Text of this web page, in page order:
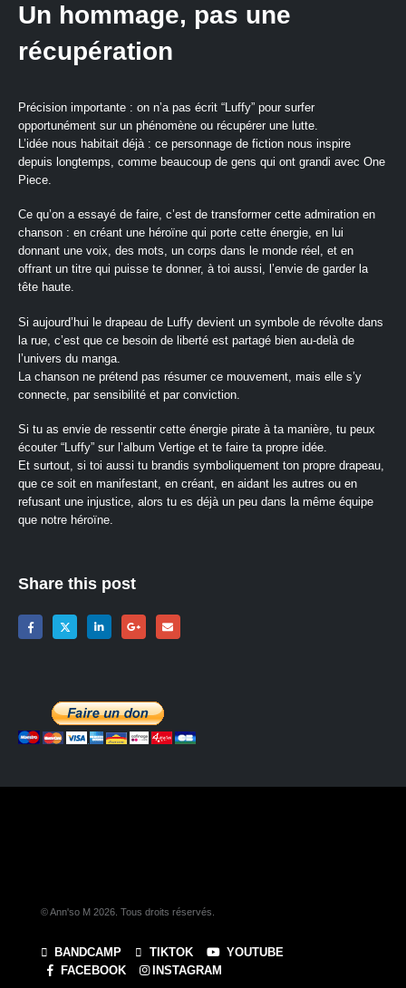
Un hommage, pas une
récupération
Précision importante : on n’a pas écrit “Luffy” pour surfer
opportunément sur un phénomène ou récupérer une lutte.
L’idée nous habitait déjà : ce personnage de fiction nous inspire
depuis longtemps, comme beaucoup de gens qui ont grandi avec One
Piece.
Ce qu’on a essayé de faire, c’est de transformer cette admiration en
chanson : en créant une héroïne qui porte cette énergie, en lui
donnant une voix, des mots, un corps dans le monde réel, et en
offrant un titre qui puisse te donner, à toi aussi, l’envie de garder la
tête haute.
Si aujourd’hui le drapeau de Luffy devient un symbole de révolte dans
la rue, c’est que ce besoin de liberté est partagé bien au‑delà de
l’univers du manga.
La chanson ne prétend pas résumer ce mouvement, mais elle s’y
connecte, par sensibilité et par conviction.
Si tu as envie de ressentir cette énergie pirate à ta manière, tu peux
écouter “Luffy” sur l’album Vertige et te faire ta propre idée.
Et surtout, si toi aussi tu brandis symboliquement ton propre drapeau,
que ce soit en manifestant, en créant, en aidant les autres ou en
refusant une injustice, alors tu es déjà un peu dans la même équipe
que notre héroïne.
Share this post
© Ann'so M 2026. Tous droits réservés.
BANDCAMP TIKTOK
YOUTUBE
FACEBOOK
INSTAGRAM